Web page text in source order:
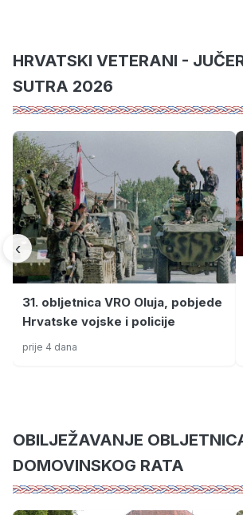
HRVATSKI VETERANI -
SUTRA 2026
‹
31. obljetnica VRO Oluja, pobjede
Hrvatske vojske i policije
prije 4 dana
OBILJEŽAVANJE
DOMOVINSKOG RATA